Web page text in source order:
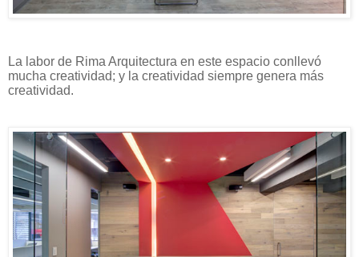
La labor de Rima Arquitectura en este espacio conllevó
mucha creatividad; y la creatividad siempre genera más
creatividad.